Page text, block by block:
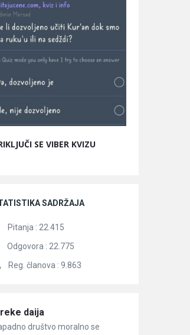
SE VIBER KVIZU
SADRŽAJA
Pitanja : 22.415
Odgovora : 22.775
Reg. članova : 9.863
daija
društvo moralno se